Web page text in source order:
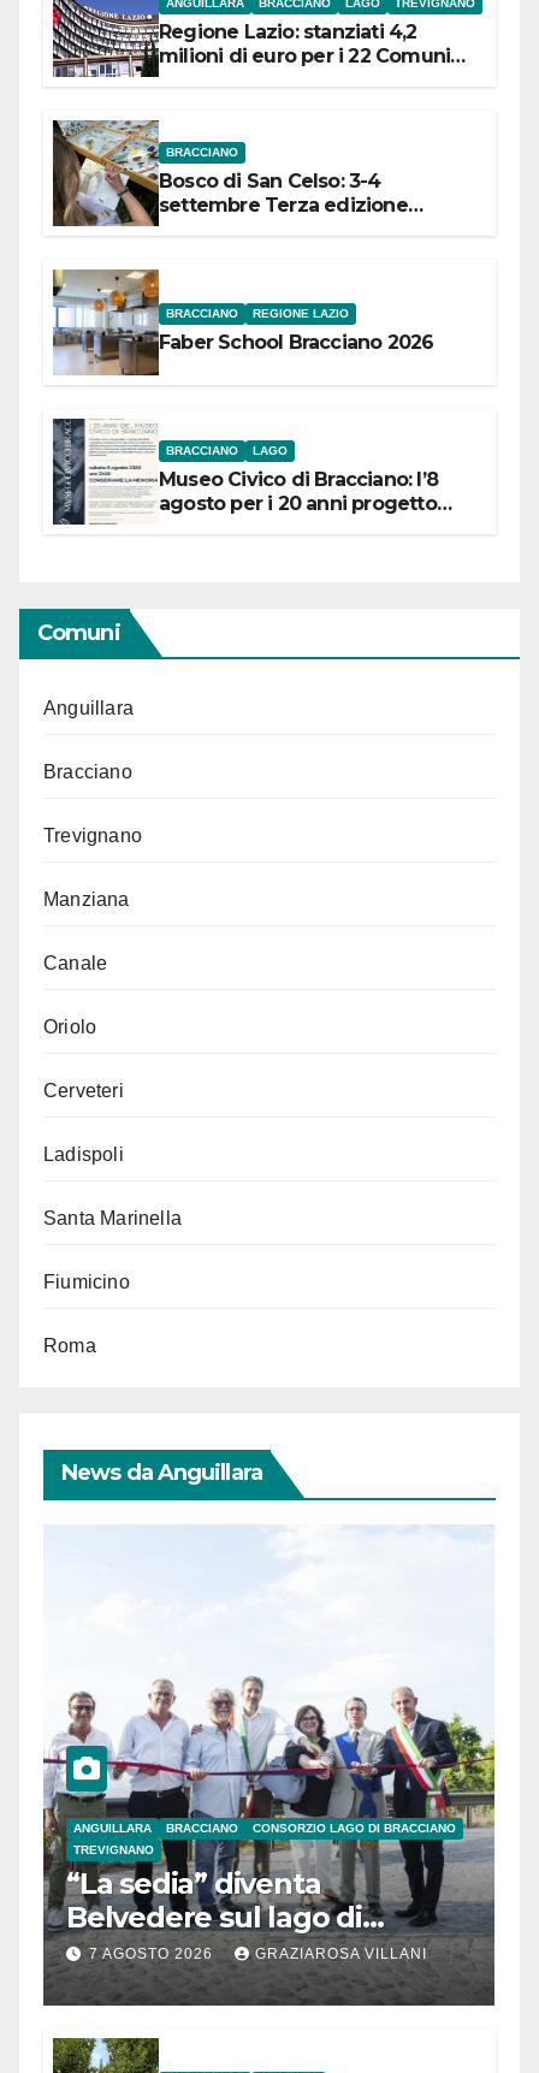
ANGUILLARA BRACCIANO LAGO TREVIGNANO
Regione Lazio: stanziati 4,2
milioni di euro per i 22 Comuni
BRACCIANO
Bosco di San Celso: 3-4
settembre Terza edizione
BRACCIANO REGIONE LAZIO
Faber School Bracciano 2026
BRACCIANO LAGO
Museo Civico di Bracciano: l’8
agosto per i 20 anni progetto
Comuni
Anguillara
Bracciano
Trevignano
Manziana
Canale
Oriolo
Cerveteri
Ladispoli
Santa Marinella
Fiumicino
Roma
News da Anguillara
ANGUILLARA BRACCIANO
CONSORZIO LAGO DI BRACCIANO
TREVIGNANO
“La sedia” diventa
Belvedere sul lago di
Bracciano: ieri
l’inaugurazione
7 AGOSTO 2026 GRAZIAROSA VILLANI